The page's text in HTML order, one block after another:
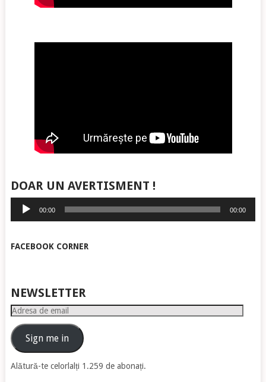
DOAR UN AVERTISMENT !
Player
audio
00:00 00:00
FACEBOOK CORNER
NEWSLETTER
Adresa
emailSign me in
Alătură-te celorlalți 1.259 de abonați.